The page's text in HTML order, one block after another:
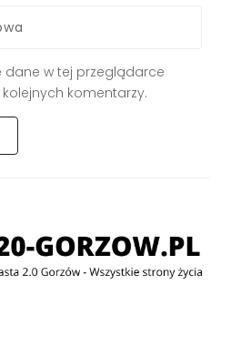
w tej przeglądarce
komentarzy.